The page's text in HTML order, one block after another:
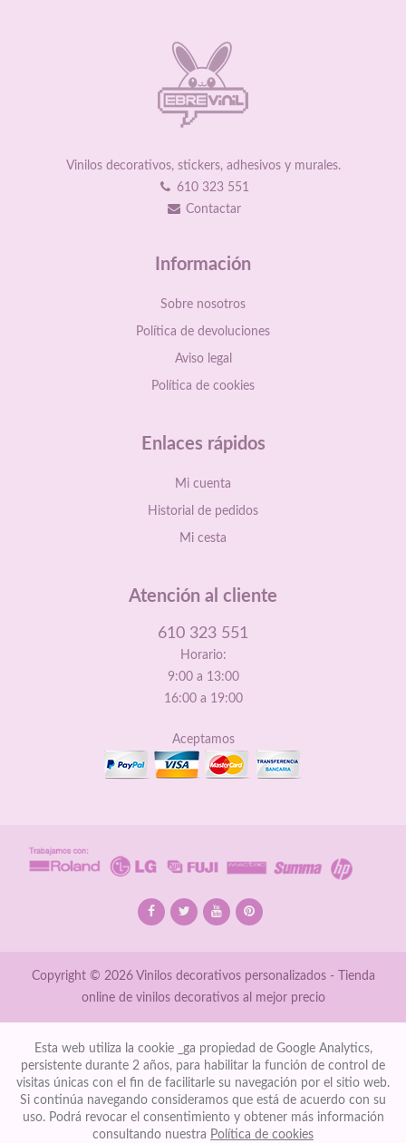
Vinilos decorativos, stickers, adhesivos y murales.
610 323 551
Contactar
Información
Sobre nosotros
Política de devoluciones
Aviso legal
Política de cookies
Enlaces rápidos
Mi cuenta
Historial de pedidos
Mi cesta
Atención al cliente
610 323 551
Horario:
9:00 a 13:00
16:00 a 19:00
Aceptamos
Copyright © 2026 Vinilos decorativos personalizados - Tienda
online de vinilos decorativos al mejor precio
Esta web utiliza la cookie _ga propiedad de Google Analytics,
persistente durante 2 años, para habilitar la función de control de
visitas únicas con el fin de facilitarle su navegación por el sitio web.
Si continúa navegando consideramos que está de acuerdo con su
uso. Podrá revocar el consentimiento y obtener más información
consultando nuestra Política de cookies